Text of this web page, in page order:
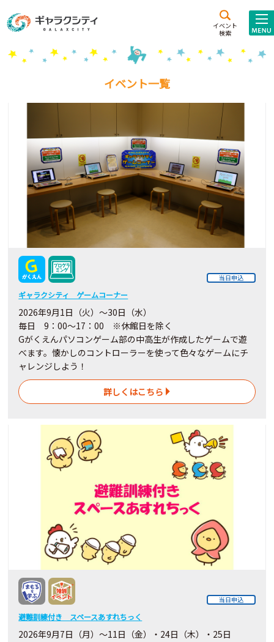
イベント
検索
施設案内
こども
西新井
施設･
こどもみーてぃんぐ
Gがくえん
ブランドからのお知らせ
いっしょに創る
イベントレポート
イベント一覧
当日申込
ギャラクシティ ゲームコーナー
2026年9月1日（火）～30日（水）
毎日 9：00～17：00 ※休館日を除く
Gがくえんパソコンゲーム部の中高生が作成したゲームで遊
べます。懐かしのコントローラーを使って色々なゲームにチ
ャレンジしよう！
詳しくはこちら
当日申込
避難訓練付き スペースあすれちっく
2026年9月7日（月）～11日（金）・24日（木）・25日